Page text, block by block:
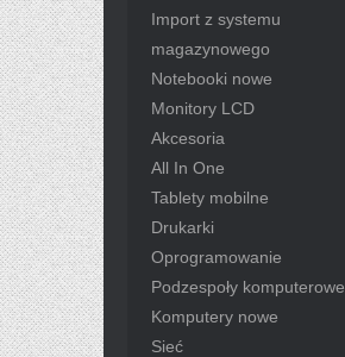
Import z systemu
magazynowego
Notebooki nowe
Monitory LCD
Akcesoria
All In One
Tablety mobilne
Drukarki
Oprogramowanie
Podzespoły komputerowe
Komputery nowe
Sieć